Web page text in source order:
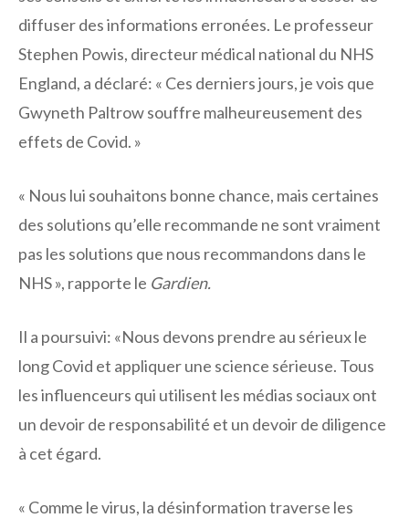
diffuser des informations erronées. Le professeur
Stephen Powis, directeur médical national du NHS
England, a déclaré: « Ces derniers jours, je vois que
Gwyneth Paltrow souffre malheureusement des
effets de Covid. »
« Nous lui souhaitons bonne chance, mais certaines
des solutions qu’elle recommande ne sont vraiment
pas les solutions que nous recommandons dans le
NHS », rapporte le Gardien.
Il a poursuivi: «Nous devons prendre au sérieux le
long Covid et appliquer une science sérieuse. Tous
les influenceurs qui utilisent les médias sociaux ont
un devoir de responsabilité et un devoir de diligence
à cet égard.
« Comme le virus, la désinformation traverse les